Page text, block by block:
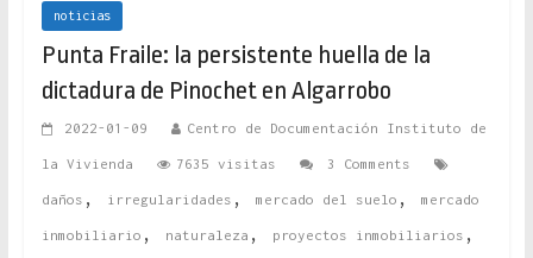
noticias
Punta Fraile: la persistente huella de la
dictadura de Pinochet en Algarrobo
2022-01-09 Centro de Documentación Instituto de
la Vivienda 7635 visitas 3 Comments
daños , irregularidades , mercado del suelo , mercado
inmobiliario , naturaleza , proyectos inmobiliarios ,